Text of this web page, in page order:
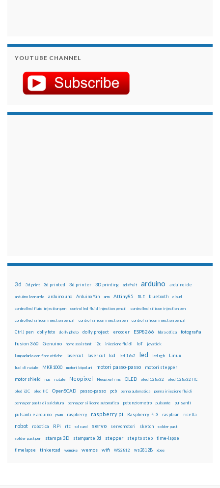
YOUTUBE CHANNEL
3d 3d print 3d printed 3d printer 3D printing adafruit arduino arduino ide
arduino leonardo arduino uno Arduino Yún arm Attiny85 BLE bluetooth cloud
controlled fluid injection pen controlled fluid injection pencil controlled silicon injection pen
controlled silicon injection pencil control silicon injection pen control silicon injection pencil
CtrlJ pen dolly foto dolly photo dolly project encoder ESP8266 fibra ottica fotografia
fusion 360 Genuino home assistant i2c iniezione fluidi IoT joystick
lampadario con fibre ottiche lasercut laser cut lcd lcd 16x2 led led rgb Linux
luci di natale MKR1000 motori bipolari motori passo-passo motori stepper
motor shield nas natale Neopixel Neopixel ring OLED oled 128x32 oled 128x32 IIC
oled i2C oled IIC OpenSCAD passo-passo pcb penna automatica penna iniezione fluidi
penna per pasta di saldatura penna per silicone automatica potenziometro pulsante pulsanti
pulsanti e arduino pwm raspberry raspberry pi Raspberry Pi 3 raspbian ricetta
robot robotica RPi rtc sd card servo servomotori sketch solder past
solder past pen stampa 3D stampante 3d stepper step to step time-lapse
timelapse tinkercad wemake wemos wifi WS2812 ws2812B xbee